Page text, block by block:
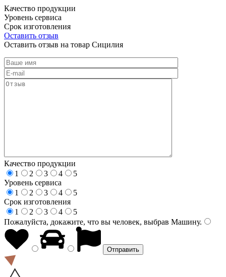
Качество продукции
Уровень сервиса
Срок изготовления
Оставить отзыв
Оставить отзыв на товар Сицилия
Качество продукции
1
2 3 4
5
Уровень сервиса
1
2 3 4
5
Срок изготовления
1
2 3 4
5
Пожалуйста, докажите, что вы человек, выбрав Машину.